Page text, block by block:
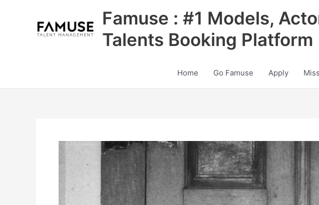
Famuse : #1 Models,
Talents Booking Platform
Home Go Famuse Apply